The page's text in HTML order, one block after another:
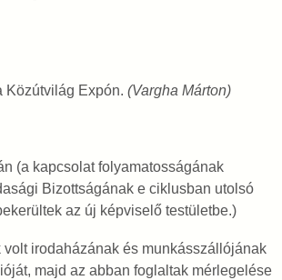
Közútvilág Expón. (Vargha Márton)
(a kapcsolat folyamatosságának
Bizottságának e ciklusban utolsó
az új képviselő testületbe.)
irodaházának és munkásszállójának
majd az abban foglaltak mérlegelése